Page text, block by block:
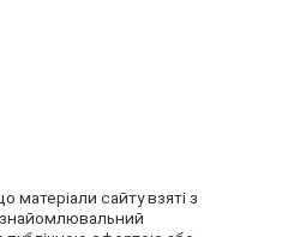
матеріали сайту взяті з